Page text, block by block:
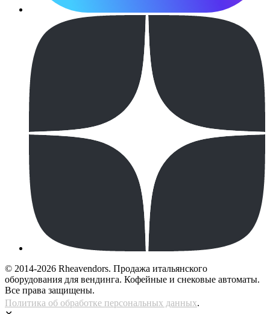
© 2014-2026 Rheavendors. Продажа итальянского
оборудования для вендинга. Кофейные и снековые автоматы.
Все права защищены.
Политика об обработке персональных данных.